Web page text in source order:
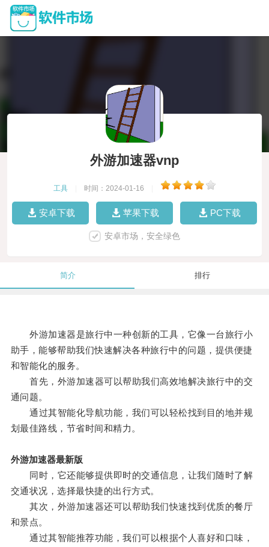
外游加速器vnp
工具 时间：2024-01-16
安卓下载 苹果下载 PC下载
安卓市场，安全绿色
简介 排行
外游加速器是旅行中一种创新的工具，它像一台旅行小
助手，能够帮助我们快速解决各种旅行中的问题，提供便捷
和智能化的服务。
首先，外游加速器可以帮助我们高效地解决旅行中的交
通问题。
通过其智能化导航功能，我们可以轻松找到目的地并规
划最佳路线，节省时间和精力。
外游加速器最新版
同时，它还能够提供即时的交通信息，让我们随时了解
交通状况，选择最快捷的出行方式。
其次，外游加速器还可以帮助我们快速找到优质的餐厅
和景点。
通过其智能推荐功能，我们可以根据个人喜好和口味，